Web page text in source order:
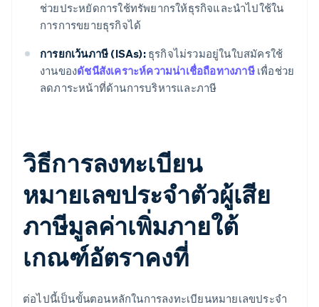
ช่วยประหยัดการใช้ทรัพยากรให้ธุรกิจและนำไปใช้ใน
การการขยายธุรกิจได้
การยกเว้นภาษี (ISAs):ธุรกิจไม่รวมอยู่ในใบสมัครใช้
งานของดัชนีสังเคราะห์ความน่าเชื่อถือทางภาษีเพื่อช่วย
ลดภาระหน้าที่ด้านการบริหารและภาษี
วิธีการลงทะเบียน
หมายเลขประจำตัวผู้เสีย
ภาษีมูลค่าเพิ่มภายใต้
เกณฑ์อัตราคงที่
ต่อไปนี้เป็นขั้นตอนหลักในการลงทะเบียนหมายเลขประจำ